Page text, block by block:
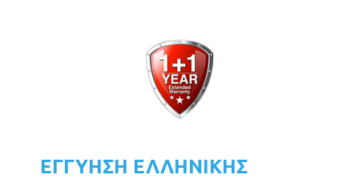
ΕΓΓΥΗΣΗ ΕΛΛΗΝΙΚΗΣ